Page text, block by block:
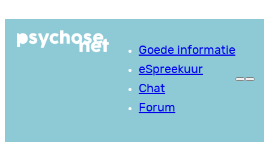
naar
Goede informatie
eSpreekuur
Chat
Forum